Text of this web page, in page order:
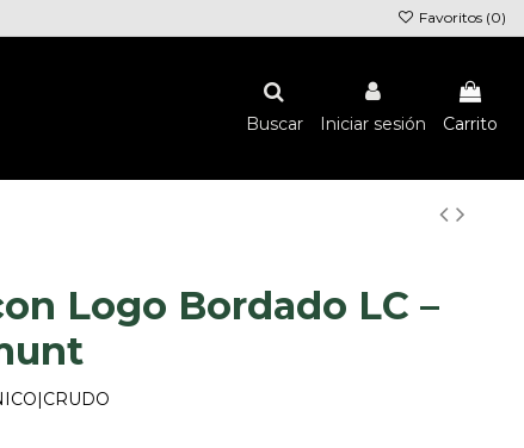
Favoritos (0)
Buscar
Iniciar sesión Carrito
Logo Bordado LC –